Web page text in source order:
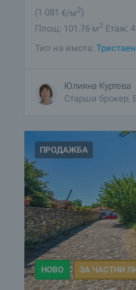
(1 081 €/м2)
Площ: 101.76 м2 Етаж: 4
Тип на имота:
Юлияна Куртева
Старши брокер,
ПРОДАЖБА
НОВО ЗА ЧАСТНИ